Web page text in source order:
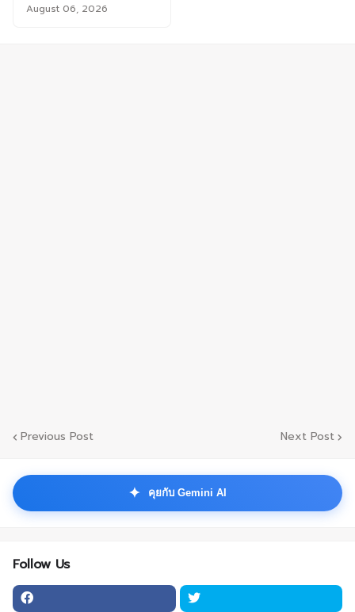
August 06, 2026
Previous Post Next Post
✦ คุยกับ Gemini AI
Follow Us